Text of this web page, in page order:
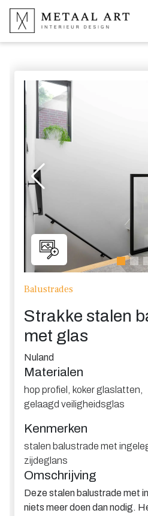
Balustrades
Strakke stalen
met glas
Nuland
Materialen
hop profiel koker glaslatten
gelaagd veiligheidsglas
Kenmerken
stalen balustrade met
zijdeglans
Omschrijving
Deze stalen balustrade met
niets meer doen dan nodig.